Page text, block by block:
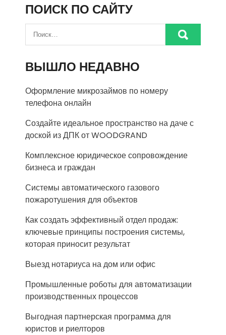
ПОИСК ПО САЙТУ
ВЫШЛО НЕДАВНО
Оформление микрозаймов по номеру
телефона онлайн
Создайте идеальное пространство на даче с
доской из ДПК от WOODGRAND
Комплексное юридическое сопровождение
бизнеса и граждан
Системы автоматического газового
пожаротушения для объектов
Как создать эффективный отдел продаж:
ключевые принципы построения системы,
которая приносит результат
Выезд нотариуса на дом или офис
Промышленные роботы для автоматизации
производственных процессов
Выгодная партнерская программа для
юристов и риелторов